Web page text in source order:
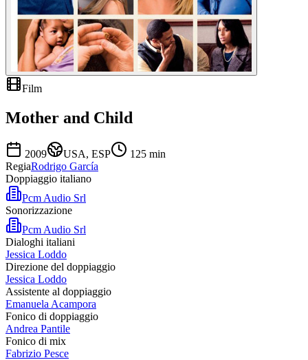
Film
Mother and Child
2009 USA, ESP 125 min
RegiaRodrigo García
Doppiaggio italiano
Pcm Audio Srl
Sonorizzazione
Pcm Audio Srl
Dialoghi italiani
Jessica Loddo
Direzione del doppiaggio
Jessica Loddo
Assistente al doppiaggio
Emanuela Acampora
Fonico di doppiaggio
Andrea Pantile
Fonico di mix
Fabrizio Pesce